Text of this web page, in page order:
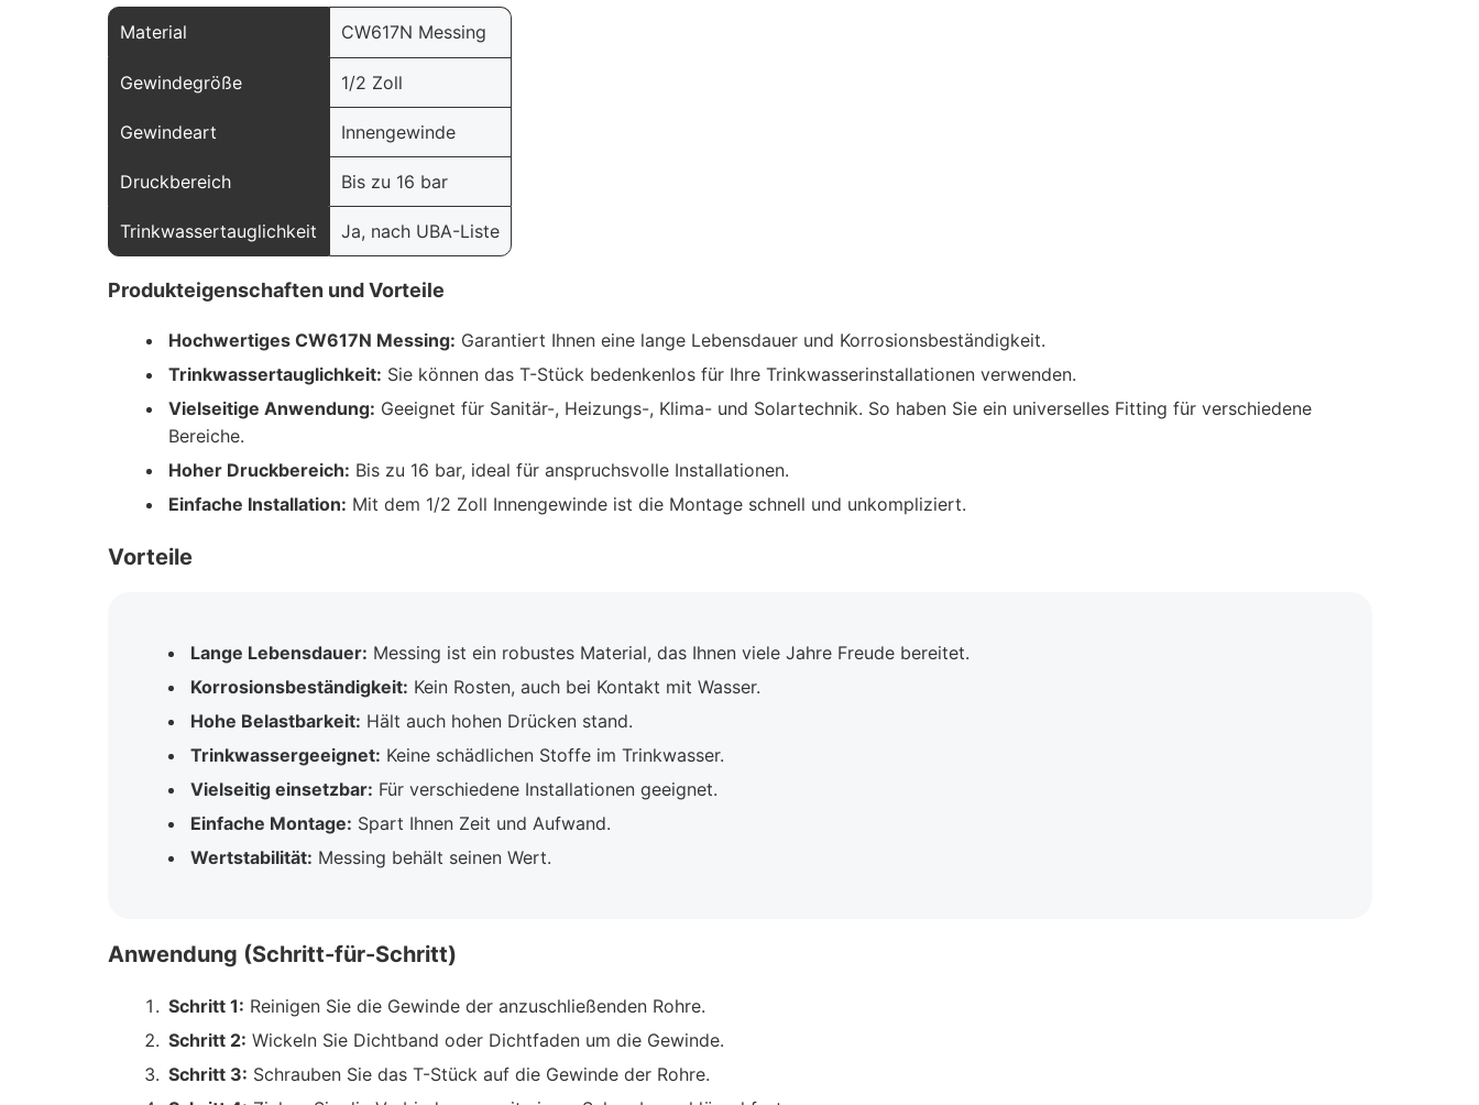
Material CW617N Messing
Gewindegröße 1/2 Zoll
Gewindeart Innengewinde
Druckbereich Bis zu 16 bar
Trinkwassertauglichkeit Ja, nach UBA-Liste
Produkteigenschaften und Vorteile
Hochwertiges CW617N Messing: Garantiert Ihnen eine lange Lebensdauer und Korrosionsbeständigkeit.
Trinkwassertauglichkeit: Sie können das T-Stück bedenkenlos für Ihre Trinkwasserinstallationen verwenden.
Vielseitige Anwendung: Geeignet für Sanitär-, Heizungs-, Klima- und Solartechnik. So haben Sie ein universelles Fitting für verschiedene
Bereiche.
Hoher Druckbereich: Bis zu 16 bar, ideal für anspruchsvolle Installationen.
Einfache Installation: Mit dem 1/2 Zoll Innengewinde ist die Montage schnell und unkompliziert.
Vorteile
Lange Lebensdauer: Messing ist ein robustes Material, das Ihnen viele Jahre Freude bereitet.
Korrosionsbeständigkeit: Kein Rosten, auch bei Kontakt mit Wasser.
Hohe Belastbarkeit: Hält auch hohen Drücken stand.
Trinkwassergeeignet: Keine schädlichen Stoffe im Trinkwasser.
Vielseitig einsetzbar: Für verschiedene Installationen geeignet.
Einfache Montage: Spart Ihnen Zeit und Aufwand.
Wertstabilität: Messing behält seinen Wert.
Anwendung (Schritt-für-Schritt)
Schritt 1: Reinigen Sie die Gewinde der anzuschließenden Rohre.
Schritt 2: Wickeln Sie Dichtband oder Dichtfaden um die Gewinde.
Schritt 3: Schrauben Sie das T-Stück auf die Gewinde der Rohre.